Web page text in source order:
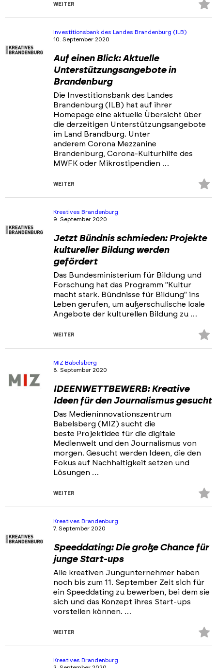
WEITER
Investitionsbank des Landes Brandenburg (ILB)
10. September 2020
Auf einen Blick: Aktuelle
Unterstützungsangebote in
Brandenburg
Die Investitionsbank des Landes
Brandenburg (ILB) hat auf ihrer
Homepage eine aktuelle Übersicht über
die derzeitigen Unterstützungsangebote
im Land Brandburg. Unter
anderem Corona Mezzanine
Brandenburg, Corona-Kulturhilfe des
MWFK oder Mikrostipendien …
WEITER
Kreatives Brandenburg
9. September 2020
Jetzt Bündnis schmieden: Projekte
kultureller Bildung werden
gefördert
Das Bundesministerium für Bildung und
Forschung hat das Programm "Kultur
macht stark. Bündnisse für Bildung" ins
Leben gerufen, um außerschulische loale
Angebote der kulturellen Bildung zu …
WEITER
MIZ Babelsberg
8. September 2020
IDEENWETTBEWERB: Kreative
Ideen für den Journalismus gesucht
Das Medieninnovationszentrum
Babelsberg (MIZ) sucht die
beste Projektidee für die digitale
Medienwelt und den Journalismus von
morgen. Gesucht werden Ideen, die den
Fokus auf Nachhaltigkeit setzen und
Lösungen …
WEITER
Kreatives Brandenburg
7. September 2020
Speeddating: Die große Chance für
junge Start-ups
Alle kreativen Jungunternehmer haben
noch bis zum 11. September Zeit sich für
ein Speeddating zu bewerben, bei dem sie
sich und das Konzept ihres Start-ups
vorstellen können. …
WEITER
Kreatives Brandenburg